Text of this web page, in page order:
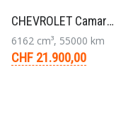
CHEVROLET Camaro 2SS RS 6,2L V8 Cabriolet Aut. 2011
6162 cm³, 55000 km
CHF 21.900,00